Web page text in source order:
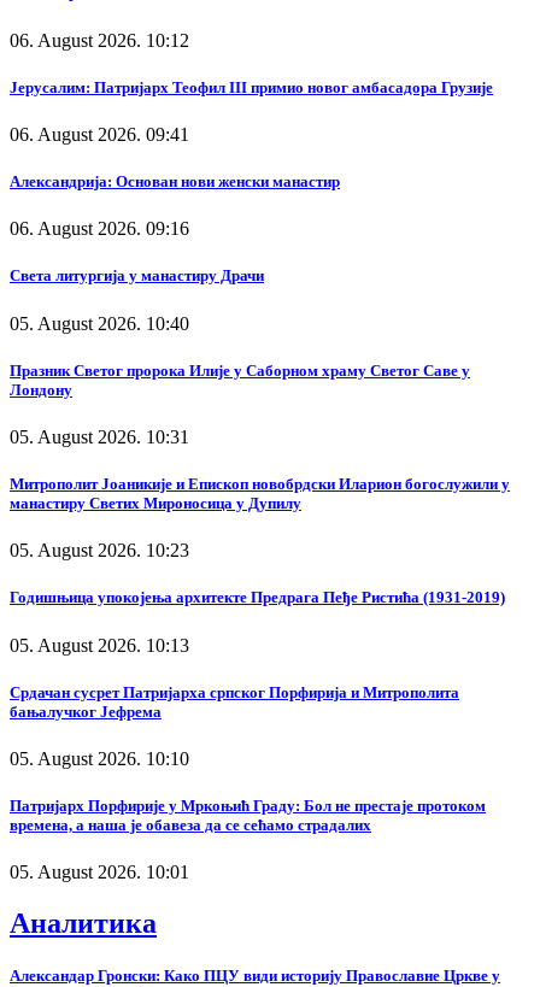
06. August 2026. 10:12
Јерусалим: Патријарх Теофил III примио новог амбасадора Грузије
06. August 2026. 09:41
Александрија: Основан нови женски манастир
06. August 2026. 09:16
Света литургија у манастиру Драчи
05. August 2026. 10:40
Празник Светог пророка Илије у Саборном храму Светог Саве у
Лондону
05. August 2026. 10:31
Митрополит Јоаникије и Епископ новобрдски Иларион богослужили у
манастиру Светих Мироносица у Дупилу
05. August 2026. 10:23
Годишњица упокојења архитекте Предрага Пеђе Ристића (1931-2019)
05. August 2026. 10:13
Срдачан сусрет Патријарха српског Порфирија и Митрополита
бањалучког Јефрема
05. August 2026. 10:10
Патријарх Порфирије у Мркоњић Граду: Бол не престаје протоком
времена, а наша је обавеза да се сећамо страдалих
05. August 2026. 10:01
Аналитика
Александар Гронски: Како ПЦУ види историју Православне Цркве у